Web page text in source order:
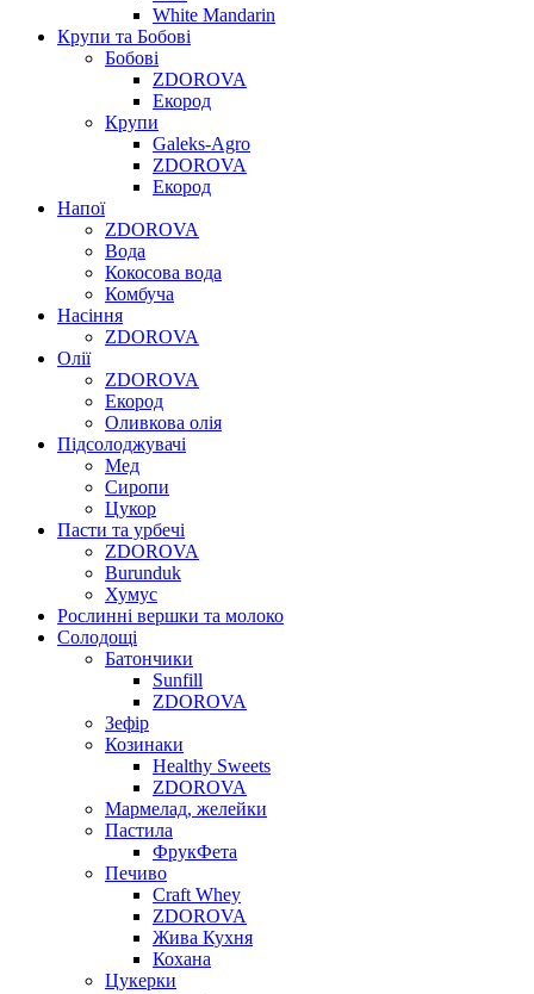
White Mandarin
Крупи та Бобові
Бобові
ZDOROVA
Екород
Крупи
Galeks-Agro
ZDOROVA
Екород
Напої
ZDOROVA
Вода
Кокосова вода
Комбуча
Насіння
ZDOROVA
Олії
ZDOROVA
Екород
Оливкова олія
Підсолоджувачі
Мед
Сиропи
Цукор
Пасти та урбечі
ZDOROVA
Burunduk
Хумус
Рослинні вершки та молоко
Солодощі
Батончики
Sunfill
ZDOROVA
Зефір
Козинаки
Healthy Sweets
ZDOROVA
Мармелад, желейки
Пастила
ФрукФета
Печиво
Craft Whey
ZDOROVA
Жива Кухня
Кохана
Цукерки